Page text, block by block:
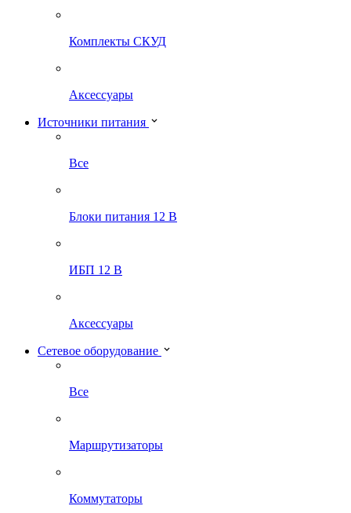
Комплекты СКУД
Аксессуары
Источники питания
Все
Блоки питания 12 В
ИБП 12 В
Аксессуары
Сетевое оборудование
Все
Маршрутизаторы
Коммутаторы